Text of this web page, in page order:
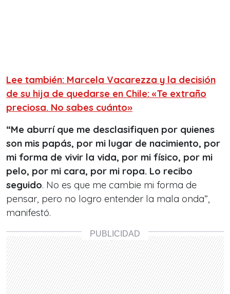
Lee también: Marcela Vacarezza y la decisión
de su hija de quedarse en Chile: «Te extraño
preciosa. No sabes cuánto»
“Me aburrí que me desclasifiquen por quienes
son mis papás, por mi lugar de nacimiento, por
mi forma de vivir la vida, por mi físico, por mi
pelo, por mi cara, por mi ropa. Lo recibo
seguido. No es que me cambie mi forma de
pensar, pero no logro entender la mala onda”,
manifestó.